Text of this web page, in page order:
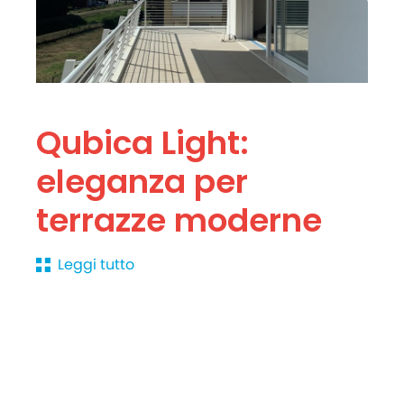
Qubica Light:
eleganza per
terrazze moderne
Leggi tutto